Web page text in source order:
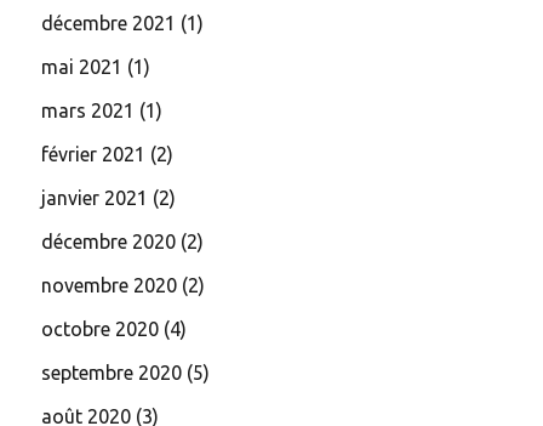
décembre 2021 (1)
mai 2021 (1)
mars 2021 (1)
février 2021 (2)
janvier 2021 (2)
décembre 2020 (2)
novembre 2020 (2)
octobre 2020 (4)
septembre 2020 (5)
août 2020 (3)